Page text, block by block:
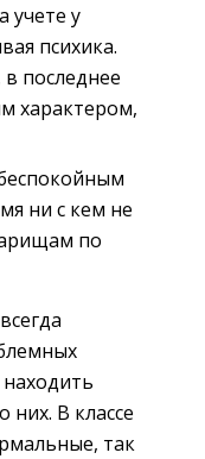
учете у
психика.
последнее
характером,
ни с кем не
по
них. В классе
так